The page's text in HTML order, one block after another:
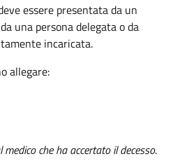
essere presentata da un
una persona delegata o da
incaricata.
allegare:
che ha accertato il decesso.